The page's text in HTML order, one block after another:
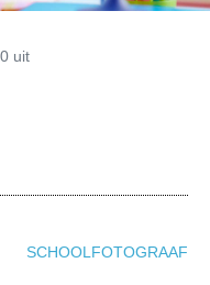
uit
SCHOOLFOTOGRAAF